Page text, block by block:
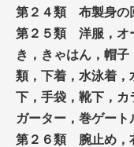
第２４類 布製身の
第２５類 洋服，オ
き，きゃはん，帽
類，下着，水泳着，
下，手袋，靴下，カ
ガーター，巻ゲート
第２６類 腕止め，